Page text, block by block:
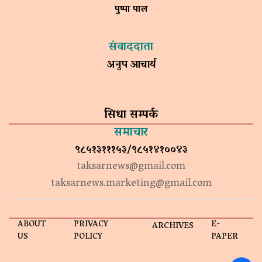
पुष्पा पाल
संवाददाता
अनुप आचार्य
सिधा सम्पर्क
समाचार
९८५१३१११५३/९८५१४१००४३
taksarnews@gmail.com
taksarnews.marketing@gmail.com
ABOUT
US
PRIVACY
POLICY
ARCHIVES E-
PAPER